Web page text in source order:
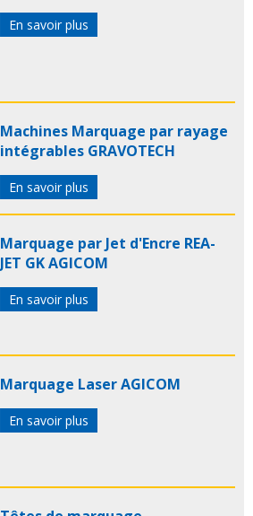
En savoir plus
Machines Marquage par rayage
intégrables GRAVOTECH
En savoir plus
Marquage par Jet d'Encre REA-
JET GK AGICOM
En savoir plus
Marquage Laser AGICOM
En savoir plus